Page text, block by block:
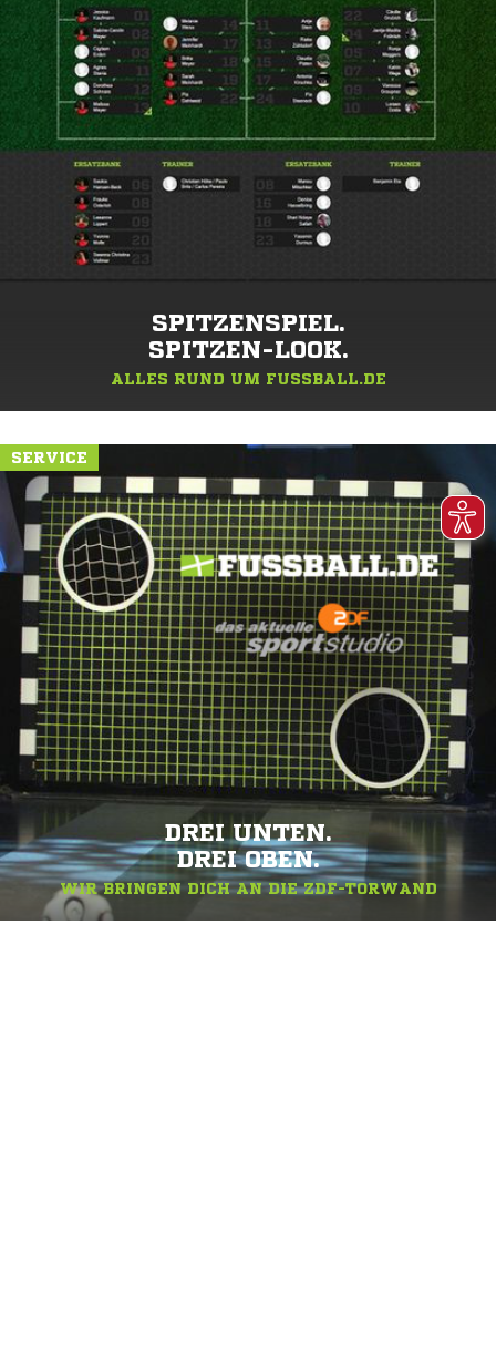
SPITZENSPIEL.
SPITZEN-LOOK.
ALLES RUND UM FUSSBALL.DE
SERVICE
DREI UNTEN.
DREI OBEN.
WIR BRINGEN DICH AN DIE ZDF-TORWAND